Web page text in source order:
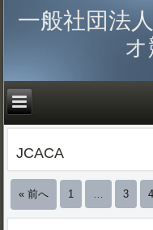
一般社団法
JCACA
« 前へ 1 … 3 4